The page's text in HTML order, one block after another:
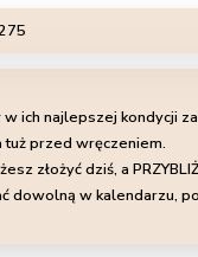
ich najlepszej kondycji
tuż przed wręczeniem.
złożyć dziś, a
dowolną w kalendarzu,